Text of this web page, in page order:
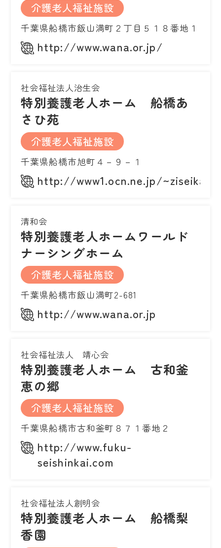
介護老人福祉施設
千葉県船橋市飯山満町２丁目５１８番地１
http://www.wana.or.jp/
社会福祉法人治生会
特別養護老人ホーム 船橋あ
さひ苑
介護老人福祉施設
千葉県船橋市旭町４－９－１
http://www1.ocn.ne.jp/~ziseikai/
清和会
特別養護老人ホームワールド
ナーシングホーム
介護老人福祉施設
千葉県船橋市飯山満町2-681
http://www.wana.or.jp
社会福祉法人 靖心会
特別養護老人ホーム 古和釜
恵の郷
介護老人福祉施設
千葉県船橋市古和釜町８７１番地２
http://www.fuku-
seishinkai.com
社会福祉法人創明会
特別養護老人ホーム 船橋梨
香園